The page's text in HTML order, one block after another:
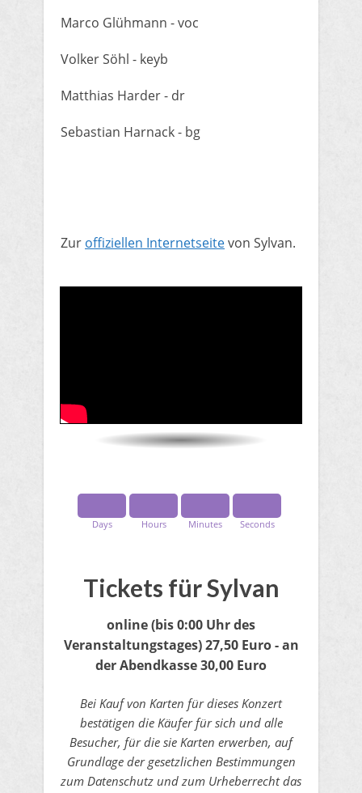
​Marco Glühmann - voc
​Volker Söhl - keyb
Matthias Harder - dr
Sebastian Harnack - bg
Zur offiziellen Internetseitevon Sylvan.
Days Hours Minutes Seconds
​Tickets für Sylvan
online(bis 0:00 Uhr des
Veranstaltungstages)27,50 Euro - an
der Abendkasse 30,00 Euro
Bei Kauf von Karten für dieses Konzert
bestätigen die Käufer für sich und alle
Besucher, für die sie Karten erwerben, auf
Grundlage der gesetzlichen Bestimmungen
zum Datenschutz und zum Urheberrecht das